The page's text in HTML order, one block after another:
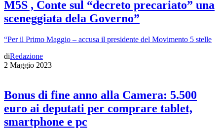
M5S , Conte sul “decreto precariato” una
sceneggiata dela Governo”
“Per il Primo Maggio – accusa il presidente del Movimento 5 stelle
diRedazione
2 Maggio 2023
Bonus di fine anno alla Camera: 5.500
euro ai deputati per comprare tablet,
smartphone e pc